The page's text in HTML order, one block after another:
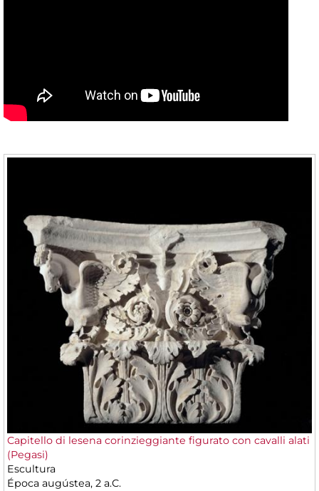
Capitello di lesena corinzieggiante figurato con cavalli alati
(Pegasi)
Escultura
Época augústea, 2 a.C.